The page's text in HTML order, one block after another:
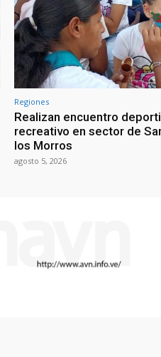
Regiones
Realizan encuentro
recreativo en sector de
los Morros
agosto 5, 2026